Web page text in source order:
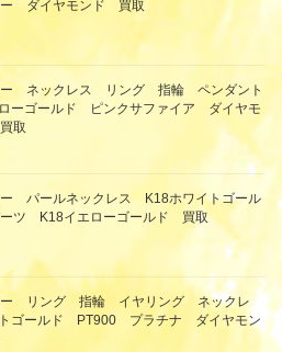
ダイヤモンド 買取
ネックレス リング 指輪 ペンダント
ーゴールド ピンクサファイア ダイヤモ
取
パールネックレス K18ホワイトゴール
ツ K18イエローゴールド 買取
ー リング 指輪 イヤリング ネックレ
ゴールド PT900 プラチナ ダイヤモン